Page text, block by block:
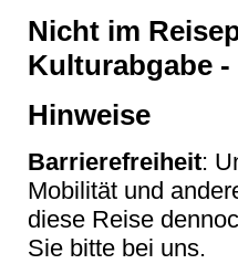
Nicht im
Kulturabgabe
Hinweise
Barrierefreiheit:
Mobilität und
diese Reise
Sie bitte bei uns.